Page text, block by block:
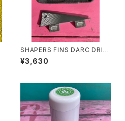
SHAPERS FINS DARC DRIV
E FCSI シェーパーズ グラス
スタビライザーフィン
¥3,630